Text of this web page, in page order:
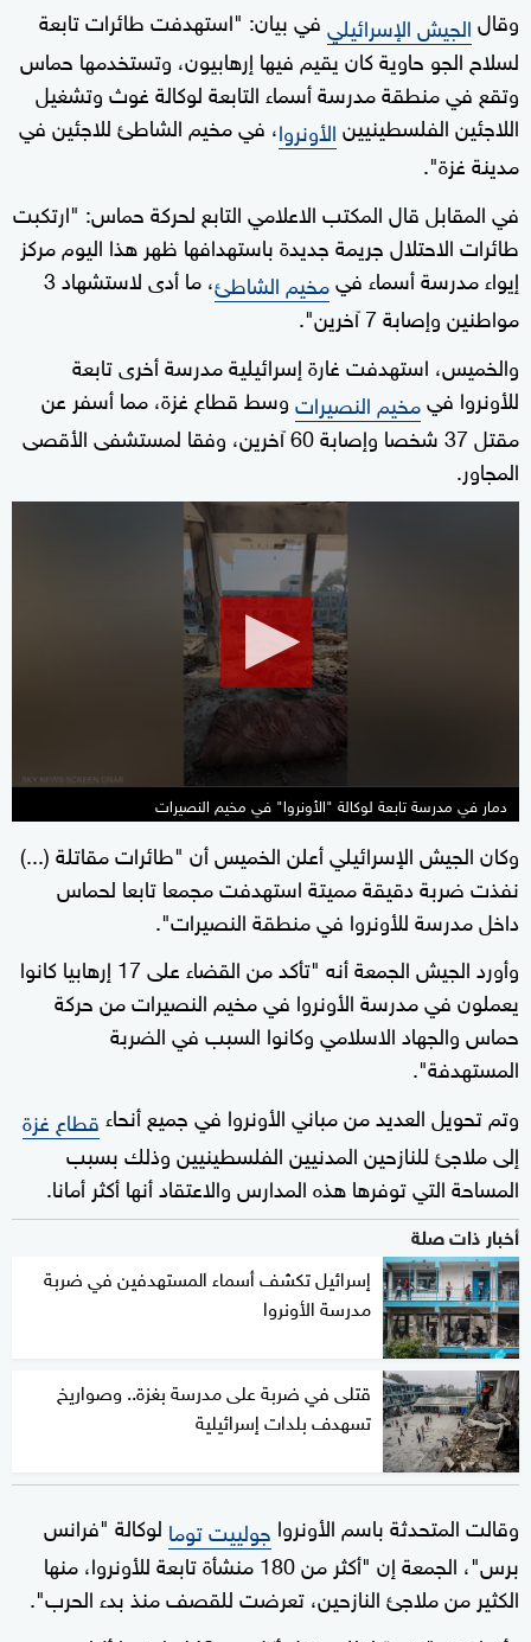
وقالالجيش الإسرائيليفي بيان: "استهدفت طائرات تابعة
لسلاح الجو حاوية كان يقيم فيها إرهابيون، وتستخدمها حماس
وتقع في منطقة مدرسة أسماء التابعة لوكالة غوث وتشغيل
اللاجئين الفلسطينيينالأونروا، في مخيم الشاطئ للاجئين في
مدينة غزة".
في المقابل قال المكتب الاعلامي التابع لحركة حماس: "ارتكبت
طائرات الاحتلال جريمة جديدة باستهدافها ظهر هذا اليوم مركز
إيواء مدرسة أسماء فيمخيم الشاطئ
، ما أدى لاستشهاد 3
مواطنين وإصابة 7 آخرين".
والخميس، استهدفت غارة إسرائيلية مدرسة أخرى تابعة
للأونروا فيمخيم النصيراتوسط قطاع غزة، مما أسفر عن
مقتل 37 شخصا وإصابة 60 آخرين، وفقا لمستشفى الأقصى
المجاور.
دمار في مدرسة تابعة لوكالة "الأونروا" في مخيم النصيرات
وكان الجيش الإسرائيلي أعلن الخميس أن "طائرات مقاتلة (...)
نفذت ضربة دقيقة مميتة استهدفت مجمعا تابعا لحماس
داخل مدرسة للأونروا في منطقة النصيرات".
وأورد الجيش الجمعة أنه "تأكد من القضاء على 17 إرهابيا كانوا
يعملون في مدرسة الأونروا في مخيم النصيرات من حركة
حماس والجهاد الاسلامي وكانوا السبب في الضربة
المستهدفة".
وتم تحويل العديد من مباني الأونروا في جميع أنحاء قطاع غزة
إلى ملاجئ للنازحين المدنيين الفلسطينيين وذلك بسبب
المساحة التي توفرها هذه المدارس والاعتقاد أنها أكثر أمانا.
أخبار ذات صلة
إسرائيل تكشف أسماء المستهدفين في ضربة
مدرسة الأونروا
قتلى في ضربة على مدرسة بغزة.. وصواريخ
تسهدف بلدات إسرائيلية
وقالت المتحدثة باسم الأونروا جولييت توما لوكالة "فرانس
برس"، الجمعة إن "أكثر من 180 منشأة تابعة للأونروا، منها
الكثير من ملاجئ النازحين، تعرضت للقصف منذ بدء الحرب".